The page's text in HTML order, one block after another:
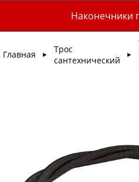
Наконечники
Главная ►
Трос
сантехнический
►